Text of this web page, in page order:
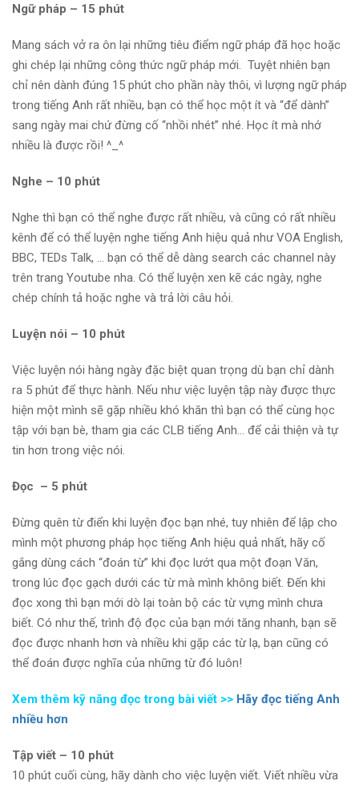
Ngữ pháp – 15 phút
Mang sách vở ra ôn lại những tiêu điểm ngữ pháp đã học hoặc
ghi chép lại những công thức ngữ pháp mới. Tuyệt nhiên bạn
chỉ nên dành đúng 15 phút cho phần này thôi, vì lượng ngữ pháp
trong tiếng Anh rất nhiều, bạn có thể học một ít và “để dành”
sang ngày mai chứ đừng cố “nhồi nhét” nhé. Học ít mà nhớ
nhiều là được rồi! ^_^
Nghe – 10 phút
Nghe thì bạn có thể nghe được rất nhiều, và cũng có rất nhiều
kênh để có thể luyện nghe tiếng Anh hiệu quả như VOA English,
BBC, TEDs Talk, … bạn có thể dễ dàng search các channel này
trên trang Youtube nha. Có thể luyện xen kẽ các ngày, nghe
chép chính tả hoặc nghe và trả lời câu hỏi.
Luyện nói – 10 phút
Việc luyện nói hàng ngày đặc biệt quan trọng dù bạn chỉ dành
ra 5 phút để thực hành. Nếu như việc luyện tập này được thực
hiện một mình sẽ gặp nhiều khó khăn thì bạn có thể cùng học
tập với bạn bè, tham gia các CLB tiếng Anh… để cải thiện và tự
tin hơn trong việc nói.
Đọc – 5 phút
Đừng quên từ điển khi luyện đọc bạn nhé, tuy nhiên để lập cho
mình một phương pháp học tiếng Anh hiệu quả nhất, hãy cố
gắng dùng cách “đoán từ” khi đọc lướt qua một đoạn Văn,
trong lúc đọc gạch dưới các từ mà mình không biết. Đến khi
đọc xong thì bạn mới dò lại toàn bộ các từ vựng mình chưa
biết. Có như thế, trình độ đọc của bạn mới tăng nhanh, bạn sẽ
đọc được nhanh hơn và nhiều khi gặp các từ lạ, bạn cũng có
thể đoán được nghĩa của những từ đó luôn!
Xem thêm kỹ năng đọc trong bài viết >> Hãy đọc tiếng Anh
nhiều hơn
Tập viết – 10 phút
10 phút cuối cùng, hãy dành cho việc luyện viết. Viết nhiều vừa